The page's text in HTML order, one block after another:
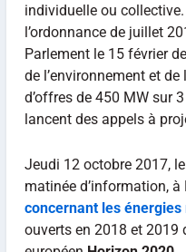
individuelle ou
l’ordonnance de juillet
Parlement le 15 février
de l’environnement et
d’offres de 450 MW sur
lancent des appels à
Jeudi 12 octobre 2017, le
matinée d’information, à
concernant les
ouverts en 2018 et 2019